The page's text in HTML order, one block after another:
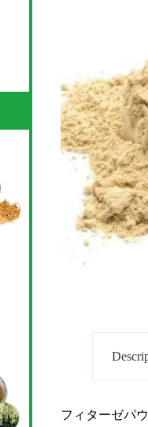
フィターゼパ